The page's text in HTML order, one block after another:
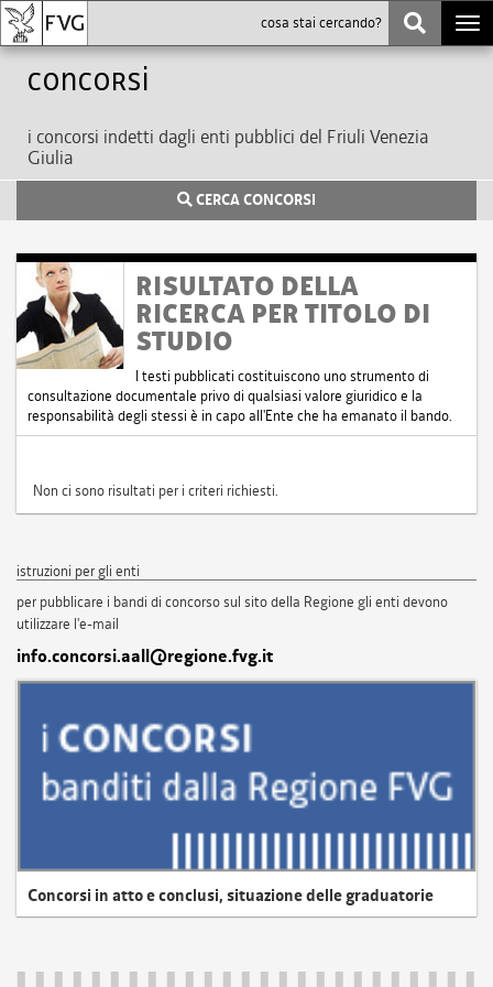
Concorsi
i concorsi indetti dagli enti pubblici del Friuli Venezia
Giulia
CERCA CONCORSI
RISULTATO DELLA
RICERCA PER TITOLO DI
STUDIO
I testi pubblicati costituiscono uno strumento di
consultazione documentale privo di qualsiasi valore giuridico e la
responsabilità degli stessi è in capo all'Ente che ha emanato il bando.
Non ci sono risultati per i criteri richiesti.
istruzioni per gli enti
per pubblicare i bandi di concorso sul sito della Regione gli enti devono
utilizzare l'e-mail
info.concorsi.aall@regione.fvg.it
Concorsi in atto e conclusi, situazione delle graduatorie